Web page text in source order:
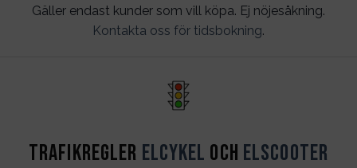
Gäller endast kunder som vill köpa. Ej nöjesåkning.
Kontakta oss för tidsbokning.
Trafikregler Elcykel och Elscooter